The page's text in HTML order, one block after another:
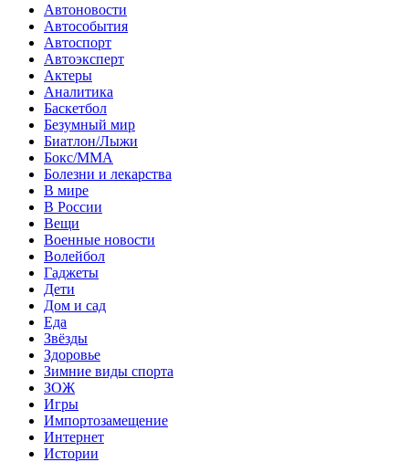
Автоновости
Автособытия
Автоспорт
Автоэксперт
Актеры
Аналитика
Баскетбол
Безумный мир
Биатлон/Лыжи
Бокс/MMA
Болезни и лекарства
В мире
В России
Вещи
Военные новости
Волейбол
Гаджеты
Дети
Дом и сад
Еда
Звёзды
Здоровье
Зимние виды спорта
ЗОЖ
Игры
Импортозамещение
Интернет
Истории